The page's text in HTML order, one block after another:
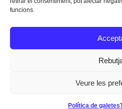
funcions.
Veure les
Política de galetes
Texts